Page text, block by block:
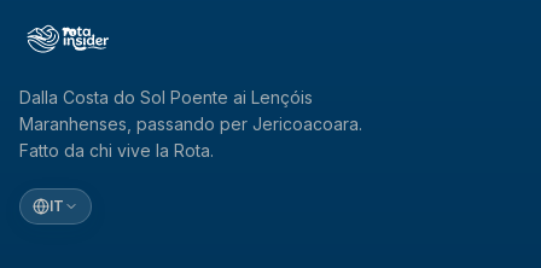
Dalla Costa do Sol Poente ai Lençóis
Maranhenses, passando per Jericoacoara.
Fatto da chi vive la Rota.
IT